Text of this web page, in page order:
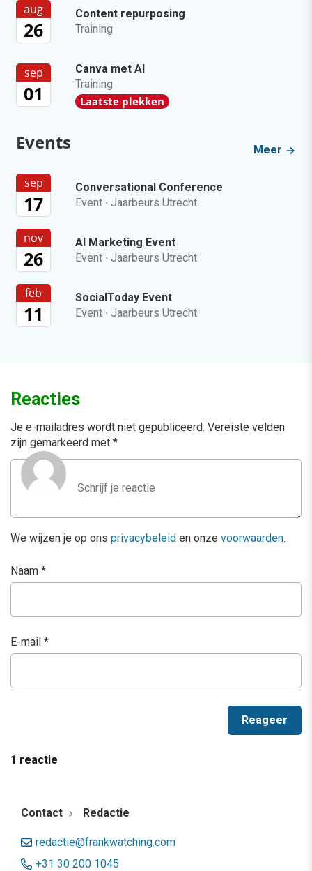
aug
26
Content repurposing
Training
sep
01
Canva met AI
Training
Laatste plekken
Events Meer
sep
17
Conversational Conference
Event · Jaarbeurs Utrecht
nov
26
AI Marketing Event
Event · Jaarbeurs Utrecht
feb
11
SocialToday Event
Event · Jaarbeurs Utrecht
Reacties
Je e-mailadres wordt niet gepubliceerd. Vereiste velden
zijn gemarkeerd met *
We wijzen je op ons privacybeleid en onze voorwaarden.
Naam *
E-mail *
1 reactie
Contact Redactie
redactie@frankwatching.com
+31 30 200 1045